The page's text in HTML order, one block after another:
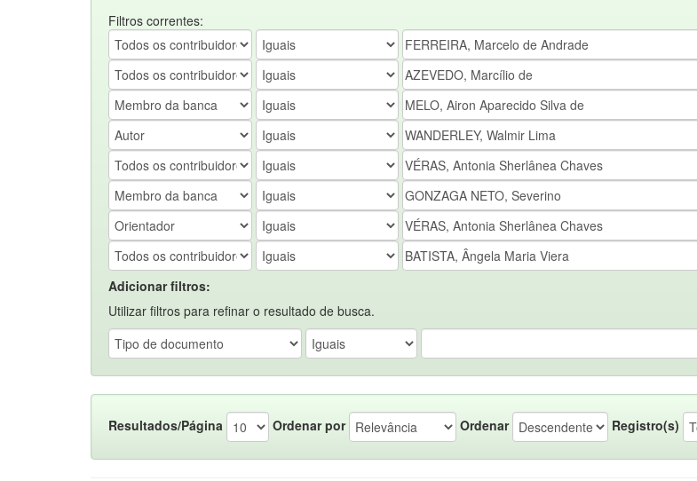
Filtros correntes:
Adicionar filtros:
Utilizar filtros para refinar o resultado de busca.
Resultados/Página Ordenar por Ordenar Registro(s)